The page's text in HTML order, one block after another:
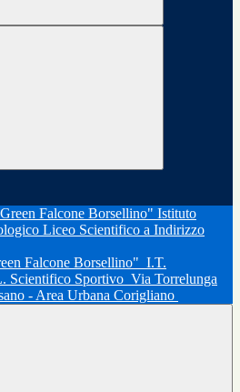
Falcone Borsellino" I.T.
Scientifico Sportivo Via Torrelunga
- Area Urbana Corigliano